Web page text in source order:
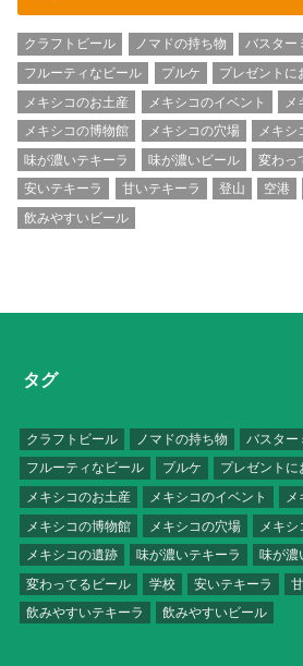
クラフトビール ノマドの持ち物 バスター
フルーティなビール
プルケ
プレゼントに
メキシコのお土産
メキシコのイベント
メキシコの博物館
メキシコの穴場 メキシ
味が濃いテキーラ
味が濃いビール 変わっ
安いテキーラ
甘いテキーラ 登山 空港
飲みやすいビール
タグ
クラフトビール ノマドの持ち物 バスター
フルーティなビール
プルケ
プレゼント
メキシコのお土産
メキシコのイベント
メ
メキシコの博物館
メキシコの穴場
メキ
メキシコの遺跡
味が濃いテキーラ
味が濃
変わってるビール
学校 安いテキーラ
飲みやすいテキーラ
飲みやすいビール